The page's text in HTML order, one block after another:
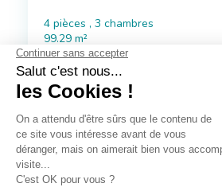
4 pièces , 3 chambres
99.29 m²
Avec terrasse
Voir le bien